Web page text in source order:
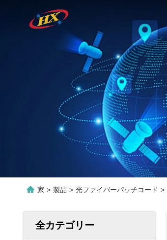
家 > 製品 > 光ファイバーパッチコード >
全カテゴリー